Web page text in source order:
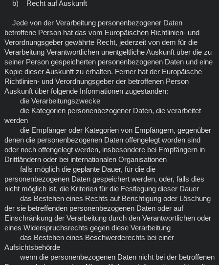
b) Recht auf Auskunft
Jede von der Verarbeitung personenbezogener Daten
betroffene Person hat das vom Europäischen Richtlinien- und
Verordnungsgeber gewährte Recht, jederzeit von dem für die
Verarbeitung Verantwortlichen unentgeltliche Auskunft über die zu
seiner Person gespeicherten personenbezogenen Daten und eine
Kopie dieser Auskunft zu erhalten. Ferner hat der Europäische
Richtlinien- und Verordnungsgeber der betroffenen Person
Auskunft über folgende Informationen zugestanden:
die Verarbeitungszwecke
die Kategorien personenbezogener Daten, die verarbeitet
werden
die Empfänger oder Kategorien von Empfängern, gegenüber
denen die personenbezogenen Daten offengelegt worden sind
oder noch offengelegt werden, insbesondere bei Empfängern in
Drittländern oder bei internationalen Organisationen
falls möglich die geplante Dauer, für die die
personenbezogenen Daten gespeichert werden, oder, falls dies
nicht möglich ist, die Kriterien für die Festlegung dieser Dauer
das Bestehen eines Rechts auf Berichtigung oder Löschung
der sie betreffenden personenbezogenen Daten oder auf
Einschränkung der Verarbeitung durch den Verantwortlichen oder
eines Widerspruchsrechts gegen diese Verarbeitung
das Bestehen eines Beschwerderechts bei einer
Aufsichtsbehörde
wenn die personenbezogenen Daten nicht bei der betroffenen